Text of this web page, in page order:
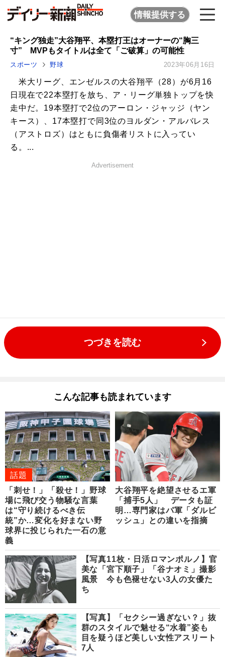
情報提供する
“キング独走”大谷翔平、本塁打王はオーナーの“胸三
寸” MVPもタイトルは全て「ご破算」の可能性
スポーツ 野球 2023年06月16日
米大リーグ、エンゼルスの大谷翔平（28）が6月16
日現在で22本塁打を放ち、ア・リーグ単独トップを快
走中だ。19本塁打で2位のアーロン・ジャッジ（ヤン
キース）、17本塁打で同3位のヨルダン・アルバレス
（アストロズ）はともに負傷者リストに入ってい
る。...
Advertisement
つづきを読む
こんな記事も読まれています
話題
「刺せ！」「殺せ！」野球
場に飛び交う物騒な言葉
は“守り続けるべき伝
統”か…変化を好まない野
球界に投じられた一石の意
義
大谷翔平を絶望させるエ軍
「捕手5人」 データも証
明…専門家はパ軍「ダルビ
ッシュ」との違いを指摘
【写真11枚・日活ロマンポルノ】官
美な「宮下順子」「谷ナオミ」撮影
風景 今も色褪せない3人の女優た
ち
【写真】「セクシー過ぎない？」抜
群のスタイルで魅せる“水着”姿も
目を疑うほど美しい女性アスリート
7人